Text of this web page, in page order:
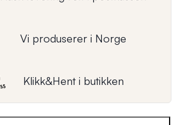
Vi produserer i Norge
Klikk&Hent i butikken